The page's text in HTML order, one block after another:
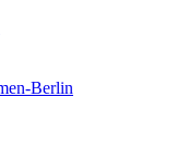
Berlin